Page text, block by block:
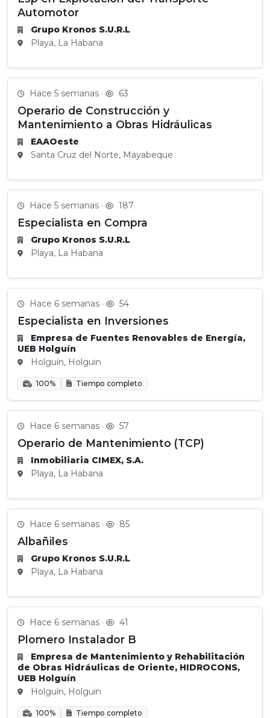
Automotor
Grupo Kronos S.U.R.L
Playa, La Habana
Hace 5 semanas · 63
Operario de Construcción y
Mantenimiento a Obras Hidráulicas
EAAOeste
Santa Cruz del Norte, Mayabeque
Hace 5 semanas · 187
Especialista en Compra
Grupo Kronos S.U.R.L
Playa, La Habana
Hace 6 semanas · 54
Especialista en Inversiones
Empresa de Fuentes Renovables de Energía,
UEB Holguín
Holguín, Holguin
100% Tiempo completo
Hace 6 semanas · 57
Operario de Mantenimiento (TCP)
Inmobiliaria CIMEX, S.A.
Playa, La Habana
Hace 6 semanas · 85
Albañiles
Grupo Kronos S.U.R.L
Playa, La Habana
Hace 6 semanas · 41
Plomero Instalador B
Empresa de Mantenimiento y Rehabilitación
de Obras Hidráulicas de Oriente, HIDROCONS,
UEB Holguín
Holguín, Holguin
100% Tiempo completo